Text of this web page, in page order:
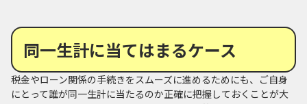
同一生計に当てはまるケース
税金やローン関係の手続きをスムーズに進めるためにも、ご自身
にとって誰が同一生計に当たるのか正確に把握しておくことが大